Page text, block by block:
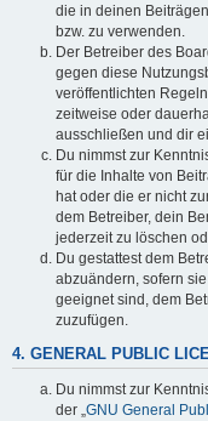
die in deinen
bzw. zu verwenden.
Der Betreiber des
gegen diese
veröffentlichten
zeitweise oder
ausschließen und dir
Du nimmst zur
für die Inhalte von
hat oder die er nicht
dem Betreiber, dein
jederzeit zu löschen
Du gestattest dem
abzuändern, sofern
geeignet sind, dem
zuzufügen.
4. GENERAL PUBLIC
Du nimmst zur
der „GNU General